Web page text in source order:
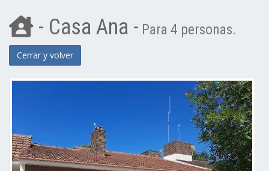
- Casa Ana - Para 4 personas.
Cerrar y volver